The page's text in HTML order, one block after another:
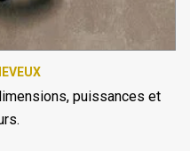
puissances et